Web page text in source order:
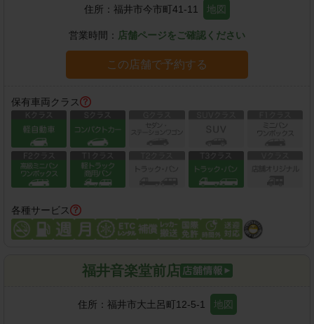
住所： 福井市今市町41-11 地図
営業時間： 店舗ページをご確認ください
この店舗で予約する
保有車両クラス
各種サービス
福井音楽堂前店
住所： 福井市大土呂町12-5-1 地図